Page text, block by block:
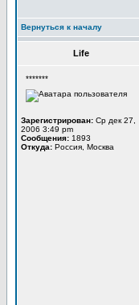
Вернуться к началу
Life
*******
Зарегистрирован: Ср дек 27,
2006 3:49 pm
Сообщения: 1893
Откуда: Россия, Москва